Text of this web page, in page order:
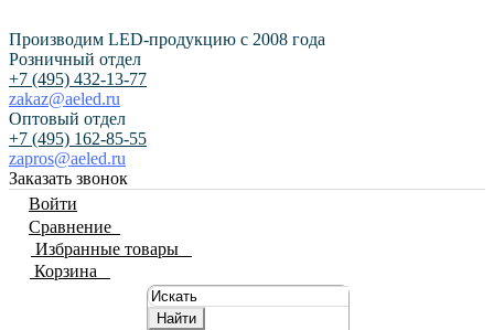
Производим LED-продукцию с 2008 года
Розничный отдел
+7 (495) 432-13-77
zakaz@aeled.ru
Оптовый отдел
+7 (495) 162-85-55
zapros@aeled.ru
Заказать звонок
Войти
Сравнение
Избранные товары
Корзина
Найти